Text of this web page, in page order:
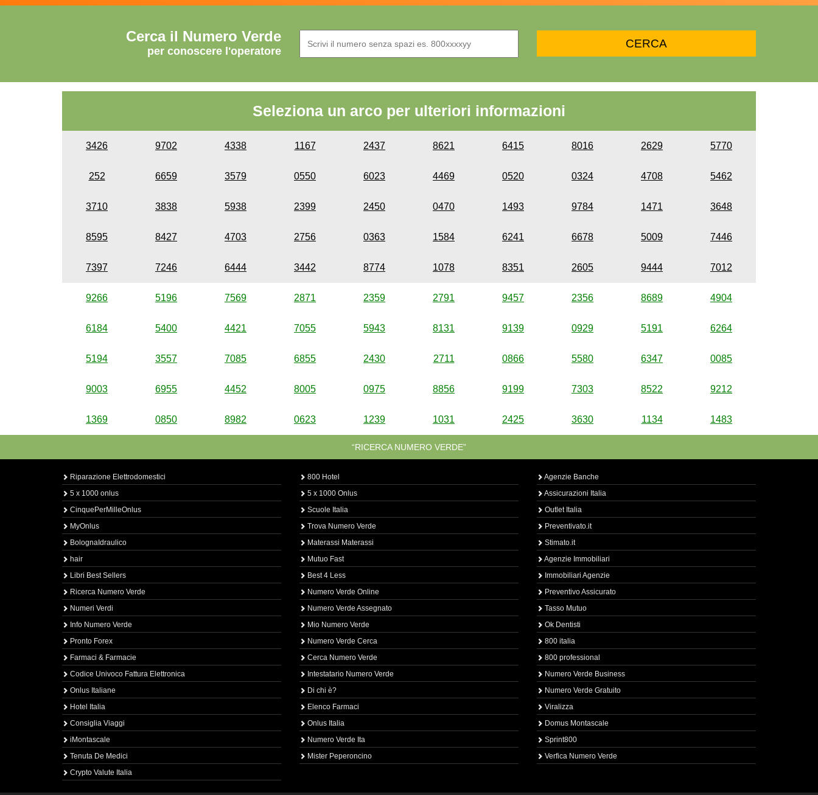
Cerca il Numero Verde
per conoscere l'operatore
Seleziona un arco per ulteriori informazioni
3426 9702 4338 1167 2437 8621 6415 8016 2629 5770
252 6659 3579 0550 6023 4469 0520 0324 4708 5462
3710 3838 5938 2399 2450 0470 1493 9784 1471 3648
8595 8427 4703 2756 0363 1584 6241 6678 5009 7446
7397 7246 6444 3442 8774 1078 8351 2605 9444 7012
9266 5196 7569 2871 2359 2791 9457 2356 8689 4904
6184 5400 4421 7055 5943 8131 9139 0929 5191 6264
5194 3557 7085 6855 2430 2711 0866 5580 6347 0085
9003 6955 4452 8005 0975 8856 9199 7303 8522 9212
1369 0850 8982 0623 1239 1031 2425 3630 1134 1483
“RICERCA NUMERO VERDE”
Riparazione Elettrodomestici
5 x 1000 onlus
CinquePerMilleOnlus
MyOnlus
BolognaIdraulico
hair
Libri Best Sellers
Ricerca Numero Verde
Numeri Verdi
Info Numero Verde
Pronto Forex
Farmaci & Farmacie
Codice Univoco Fattura Elettronica
Onlus Italiane
Hotel Italia
Consiglia Viaggi
iMontascale
Tenuta De Medici
Crypto Valute Italia
800 Hotel
5 x 1000 Onlus
Scuole Italia
Trova Numero Verde
Materassi Materassi
Mutuo Fast
Best 4 Less
Numero Verde Online
Numero Verde Assegnato
Mio Numero Verde
Numero Verde Cerca
Cerca Numero Verde
Intestatario Numero Verde
Di chi è?
Elenco Farmaci
Onlus Italia
Numero Verde Ita
Mister Peperoncino
Agenzie Banche
Assicurazioni Italia
Outlet Italia
Preventivato.it
Stimato.it
Agenzie Immobiliari
Immobiliari Agenzie
Preventivo Assicurato
Tasso Mutuo
Ok Dentisti
800 italia
800 professional
Numero Verde Business
Numero Verde Gratuito
Viralizza
Domus Montascale
Sprint800
Verfica Numero Verde